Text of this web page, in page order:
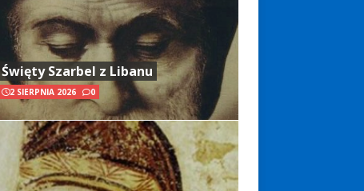
Święty Szarbel z Libanu
2 SIERPNIA 2026 0